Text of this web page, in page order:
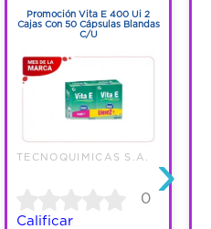
Promoción Vita E 400 Ui 2
Cajas Con 50 Cápsulas Blandas
C/U
TECNOQUIMICAS S.A.
0
Calificar
›